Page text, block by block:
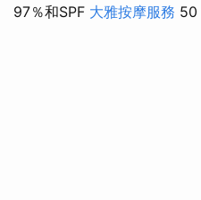
97％和SPF 大雅按摩服務 50